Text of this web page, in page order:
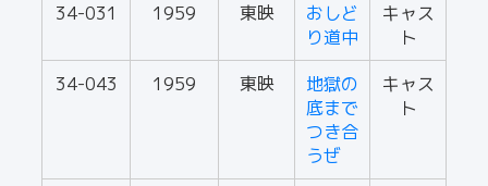
34-031 1959 東映
おしど
り道中
キャス
ト
34-043
1959 東映
地獄の
底まで
つき合
うぜ
キャス
ト